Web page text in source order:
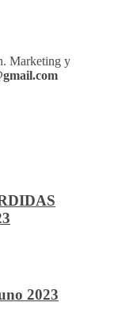
Marketing y
2023